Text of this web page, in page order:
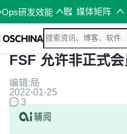
研发效能 媒体矩阵
FSF 允许非正式
编辑:局
2022-01-25
3